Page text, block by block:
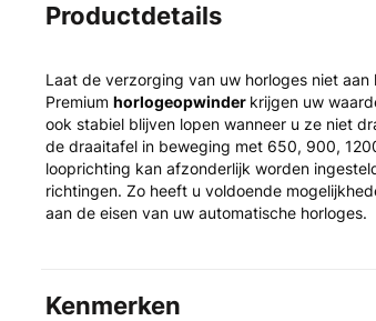
Productdetails
Laat de verzorging van uw horloges niet
Premium horlogeopwinder krijgen uw
ook stabiel blijven lopen wanneer u ze niet
de draaitafel in beweging met 650, 900,
looprichting kan afzonderlijk worden
richtingen. Zo heeft u voldoende
aan de eisen van uw automatische horloges.
Kenmerken